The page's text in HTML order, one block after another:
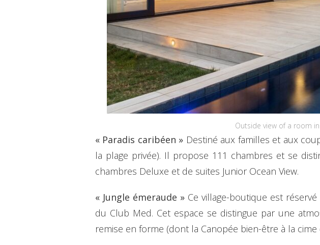
Outside view of a room
« Paradis caribéen » Destiné aux familles et aux
la plage privée). Il propose 111 chambres et se
chambres Deluxe et de suites Junior Ocean View.
« Jungle émeraude » Ce village-boutique est
du Club Med. Cet espace se distingue par une
remise en forme (dont la Canopée bien-être à la